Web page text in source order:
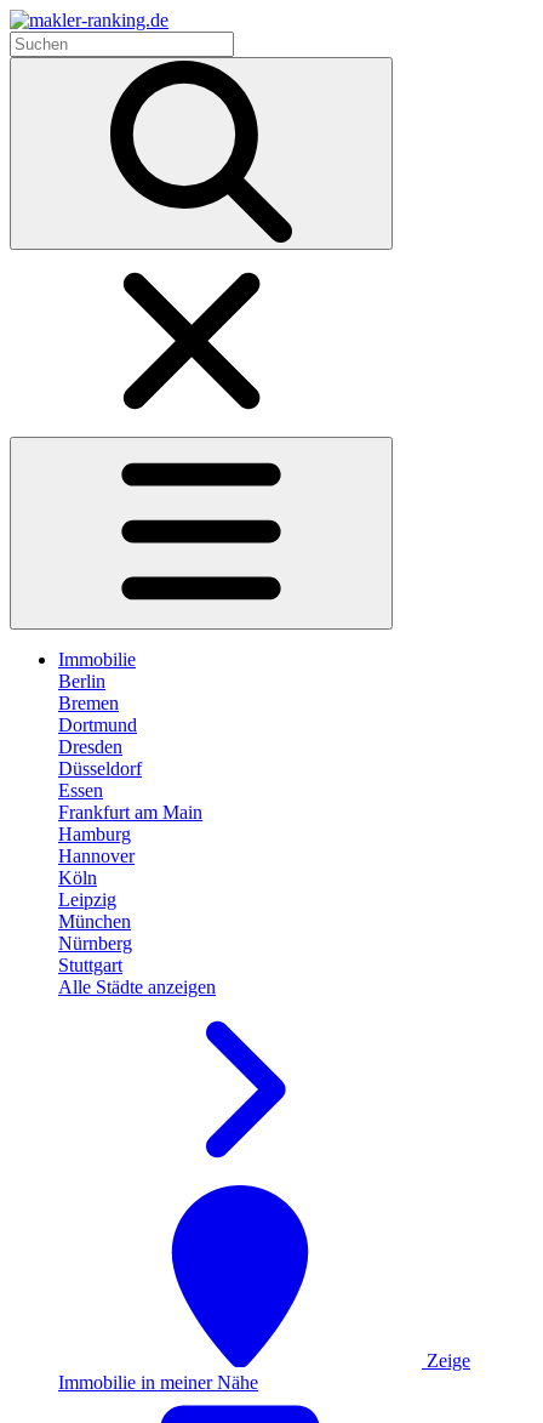
Immobilie
Berlin
Bremen
Dortmund
Dresden
Düsseldorf
Essen
Frankfurt am Main
Hamburg
Hannover
Köln
Leipzig
München
Nürnberg
Stuttgart
Alle Städte anzeigen
Zeige
Immobilie in meiner Nähe